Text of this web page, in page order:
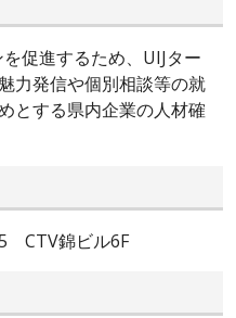
促進するため、UIJター
力発信や個別相談等の就
とする県内企業の人材確
CTV錦ビル6F